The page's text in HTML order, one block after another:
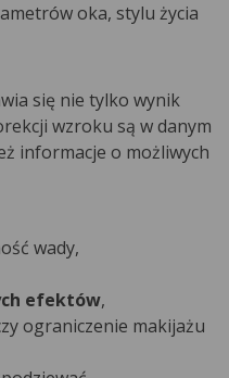
oka, stylu życia
się nie tylko wynik
wzroku są w danym
informacje o możliwych
wady,
efektów,
ograniczenie makijażu